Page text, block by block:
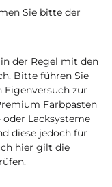
Sie bitte der
der Regel mit den
Bitte führen Sie
zur
Farbpasten
Lacksysteme
diese jedoch für
hier gilt die